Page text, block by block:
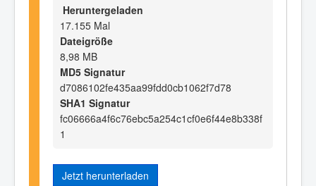
Heruntergeladen
17.155 Mal
Dateigröße
8,98 MB
MD5 Signatur
d7086102fe435aa99fdd0cb1062f7d78
SHA1 Signatur
fc06666a4f6c76ebc5a254c1cf0e6f44e8b338f
1
Jetzt herunterladen